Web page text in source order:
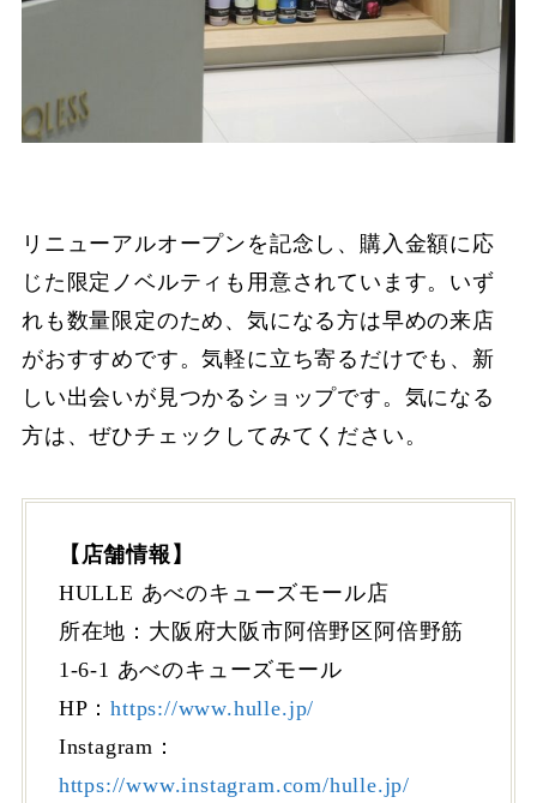
リニューアルオープンを記念し、購入金額に応
じた限定ノベルティも用意されています。いず
れも数量限定のため、気になる方は早めの来店
がおすすめです。気軽に立ち寄るだけでも、新
しい出会いが見つかるショップです。気になる
方は、ぜひチェックしてみてください。
【店舗情報】
HULLE あべのキューズモール店
所在地：大阪府大阪市阿倍野区阿倍野筋
1-6-1 あべのキューズモール
HP：https://www.hulle.jp/
Instagram：
https://www.instagram.com/hulle.jp/